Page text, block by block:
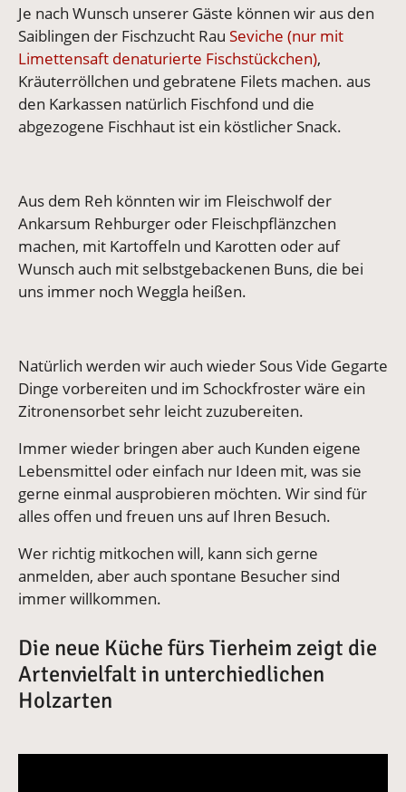
Je nach Wunsch unserer Gäste können wir aus den
Saiblingen der Fischzucht Rau Seviche (nur mit
Limettensaft denaturierte Fischstückchen),
Kräuterröllchen und gebratene Filets machen. aus
den Karkassen natürlich Fischfond und die
abgezogene Fischhaut ist ein köstlicher Snack.
Aus dem Reh könnten wir im Fleischwolf der
Ankarsum Rehburger oder Fleischpflänzchen
machen, mit Kartoffeln und Karotten oder auf
Wunsch auch mit selbstgebackenen Buns, die bei
uns immer noch Weggla heißen.
Natürlich werden wir auch wieder Sous Vide Gegarte
Dinge vorbereiten und im Schockfroster wäre ein
Zitronensorbet sehr leicht zuzubereiten.
Immer wieder bringen aber auch Kunden eigene
Lebensmittel oder einfach nur Ideen mit, was sie
gerne einmal ausprobieren möchten. Wir sind für
alles offen und freuen uns auf Ihren Besuch.
Wer richtig mitkochen will, kann sich gerne
anmelden, aber auch spontane Besucher sind
immer willkommen.
Die neue Küche fürs Tierheim zeigt die
Artenvielfalt in unterchiedlichen
Holzarten